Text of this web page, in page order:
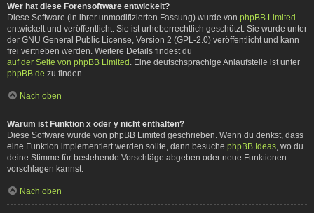
Wer hat diese Forensoftware entwickelt?
Diese Software (in ihrer unmodifizierten Fassung) wurde von phpBB Limited
entwickelt und veröffentlicht. Sie ist urheberrechtlich geschützt. Sie wurde unter
der GNU General Public License, Version 2 (GPL-2.0) veröffentlicht und kann
frei vertrieben werden. Weitere Details findest du
auf der Seite von phpBB Limited . Eine deutschsprachige Anlaufstelle ist unter
phpBB.de zu finden.
Nach oben
Warum ist Funktion x oder y nicht enthalten?
Diese Software wurde von phpBB Limited geschrieben. Wenn du denkst, dass
eine Funktion implementiert werden sollte, dann besuche phpBB Ideas , wo du
deine Stimme für bestehende Vorschläge abgeben oder neue Funktionen
vorschlagen kannst.
Nach oben